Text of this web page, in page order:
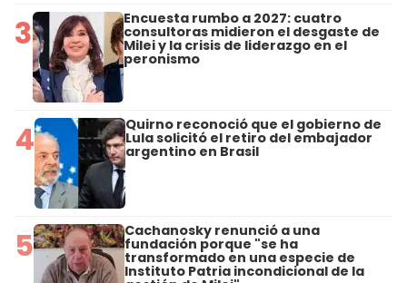
3 Encuesta rumbo a 2027: cuatro
consultoras midieron el desgaste de
Milei y la crisis de liderazgo en el
peronismo
4 Quirno reconoció que el gobierno de
Lula solicitó el retiro del embajador
argentino en Brasil
5 Cachanosky renunció a una
fundación porque "se ha
transformado en una especie de
Instituto Patria incondicional de la